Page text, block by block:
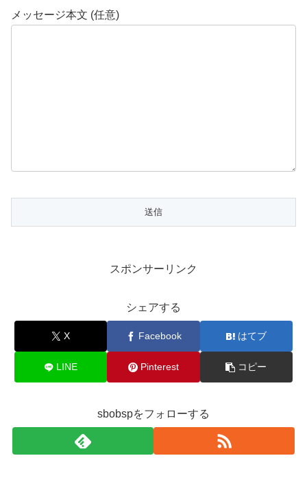
メッセージ本文 (任意)
スポンサーリンク
シェアする
X Facebook はてブ
LINE Pinterest コピー
sbobspをフォローする